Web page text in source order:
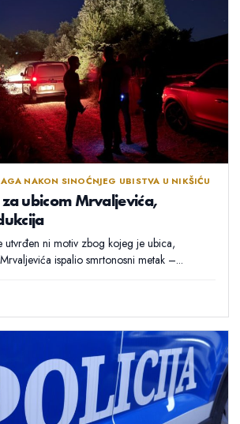
NAKON SINOĆNJEG UBISTVA U NIKŠIĆU
ubicom Mrvaljevića,
utvrđen ni motiv zbog kojeg je ubica,
ispalio smrtonosni metak –...